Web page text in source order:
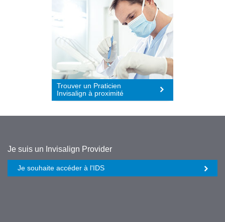
Trouver un Praticien
Invisalign à proximité
Je suis un Invisalign Provider
Je souhaite accéder à l'IDS
information
links